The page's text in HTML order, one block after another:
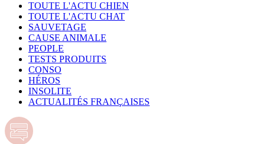
TOUTE L'ACTU CHIEN
TOUTE L'ACTU CHAT
SAUVETAGE
CAUSE ANIMALE
PEOPLE
TESTS PRODUITS
CONSO
HÉROS
INSOLITE
ACTUALITÉS FRANÇAISES